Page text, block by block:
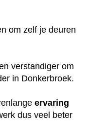
om zelf je deuren
verstandiger om
in Donkerbroek.
ervaring
dus veel beter